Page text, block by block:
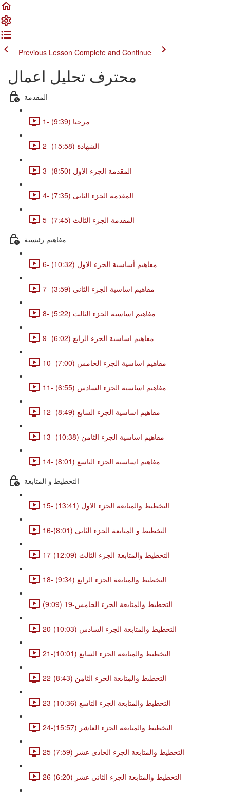
Previous Lesson Complete and Continue
محترف تحليل اعمال
المقدمة
1- مرحبا (9:39)
2- الشهادة (15:58)
3- المقدمة الجزء الاول (8:50)
4- المقدمة الجزء الثانى (7:35)
5- المقدمة الجزء الثالث (7:45)
مفاهيم رئيسية
6- مفاهيم أساسية الجزء الاول (10:32)
7- مفاهيم اساسية الجزء الثانى (3:59)
8- مفاهيم اساسية الجزء الثالث (5:22)
9- مفاهيم اساسية الجزء الرابع (6:02)
10- مفاهيم اساسية الجزء الخامس (7:00)
11- مفاهيم اساسية الجزء السادس (6:55)
12- مفاهيم اساسية الجزء السابع (8:49)
13- مفاهيم اساسية الجزء الثامن (10:38)
14- مفاهيم اساسية الجزء التاسع (8:01)
التخطيط و المتابعة
15- التخطيط والمتابعة الجزء الاول (13:41)
16-التخطيط و المتابعة الجزء الثانى (8:01)
17-التخطيط والمتابعة الجزء الثالث (12:09)
18- التخطيط والمتابعة الجزء الرابع (9:34)
التخطيط والمتابعة الجزء الخامس-19 (9:09)
20-التخطيط والمتابعة الجزء السادس (10:03)
21-التخطيط والمتابعة الجزء السابع (10:01)
22-التخطيط والمتابعة الجزء الثامن (8:43)
23-التخطيط والمتابعة الجزء التاسع (10:36)
24-التخطيط والمتابعة الجزء العاشر (15:57)
25-التخطيط والمتابعة الجزء الحادى عشر (7:59)
26-التخطيط والمتابعة الجزء الثانى عشر (6:20)